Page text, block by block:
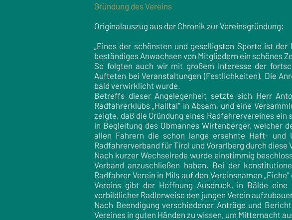
Gründung des Vereins
Originalauszug aus der Chronik zur Vereinsgründung:
„Eines der schönsten und geselligsten Sporte ist
beständiges Anwachsen von Mitgliedern ein schönes
So folgten auch wir mit großem Interesse der
Aufteten bei Veranstaltungen (Festlichkeiten). Die
bald verwirklicht wurde.
Betreffs dieser Angelegenheit setzte sich Herr
Radfahrerklubs „Halltal“ in Absam, und eine
zeigte, daß die Gründung eines Radfahrervereines
in Begleitung des Obmannes Wirtenberger, welcher
allen Fahrern die schon lange ersehnte Haft- und
Radfahrerverband für Tirol und Vorarlberg durch
Nach kurzer Wechselrede wurde einstimmig
Verband anzuschließen haben. Bei der
Radfahrer Verein in Mils auf den Vereinsnamen
Vereins gibt der Hoffnung Ausdruck, in Bälde
vorbildlicher Radlerweise den jungen Verein
Nach Beendigung verschiedener Anträge und
Vereines in guten Händen zu wissen, um Mitternacht